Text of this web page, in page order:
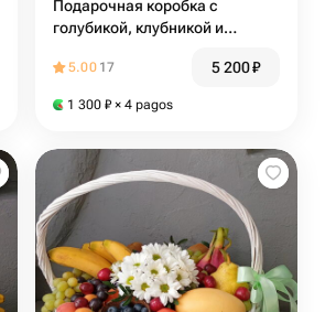
Подарочная коробка с
голубикой, клубникой и
5.00 17 5 200₽
1 300 ₽ × 4 pagos